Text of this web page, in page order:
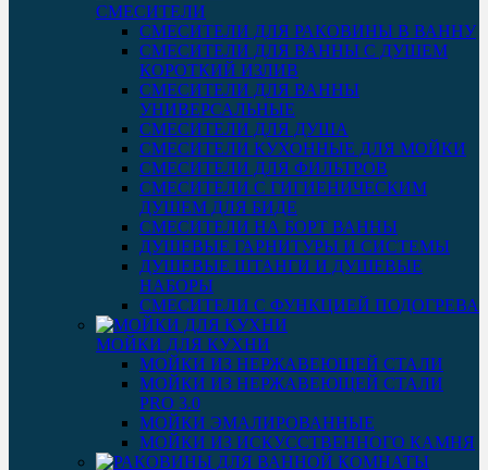
СМЕСИТЕЛИ
СМЕСИТЕЛИ ДЛЯ РАКОВИНЫ В ВАННУ
СМЕСИТЕЛИ ДЛЯ ВАННЫ С ДУШЕМ
КОРОТКИЙ ИЗЛИВ
СМЕСИТЕЛИ ДЛЯ ВАННЫ
УНИВЕРСАЛЬНЫЕ
СМЕСИТЕЛИ ДЛЯ ДУША
СМЕСИТЕЛИ КУХОННЫЕ ДЛЯ МОЙКИ
СМЕСИТЕЛИ ДЛЯ ФИЛЬТРОВ
СМЕСИТЕЛИ С ГИГИЕНИЧЕСКИМ
ДУШЕМ ДЛЯ БИДЕ
СМЕСИТЕЛИ НА БОРТ ВАННЫ
ДУШЕВЫЕ ГАРНИТУРЫ И СИСТЕМЫ
ДУШЕВЫЕ ШТАНГИ И ДУШЕВЫЕ
НАБОРЫ
СМЕСИТЕЛИ С ФУНКЦИЕЙ ПОДОГРЕВА
МОЙКИ ДЛЯ КУХНИ
МОЙКИ ИЗ НЕРЖАВЕЮЩЕЙ СТАЛИ
МОЙКИ ИЗ НЕРЖАВЕЮЩЕЙ СТАЛИ
PRO 3.0
МОЙКИ ЭМАЛИРОВАННЫЕ
МОЙКИ ИЗ ИСКУССТВЕННОГО КАМНЯ